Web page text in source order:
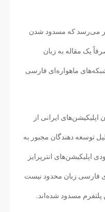
نظر می‌رسد که مسدود شدن
یک مقاله به زبان
ماهواره‌ای فارسی
کردن اپلیکیشن‌های ایرانی از
توسعه دهندگان مجبور به
اپلیکیشن‌های انترپرایز
فارسی زبان محدود نیست
پلتفرم مسدود شده‌اند.